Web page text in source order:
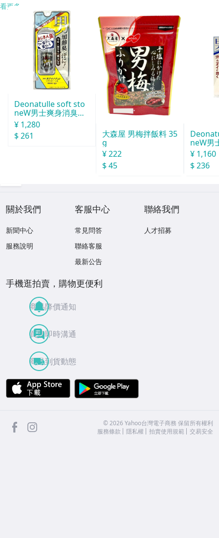
看更多
Deonatulle soft sto
neW男士爽身消臭止
汗石 中世紀 20g
¥ 1,280
$ 261
大森屋 男梅拌飯料 35
g
¥ 222
$ 45
neW男
消臭石
¥ 1,160
$ 236
關於我們
新聞中心
服務說明
客服中心
常見問答
聯絡客服
最新公告
聯絡我們
人才招募
手機逛拍賣，購物更便利
商品降價通知
買賣即時溝通
商品到貨動態
APP Store
facebook ©2026 Yahoo台灣電子商務 保留所有權利
服務條款
隱私權 拍賣使用規範 交易安全